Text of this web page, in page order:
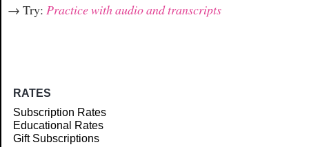
→ Try: Practice with audio and transcripts
RATES
Subscription Rates
Educational Rates
Gift Subscriptions